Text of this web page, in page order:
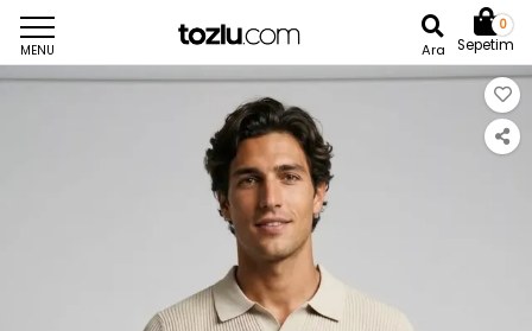
MENU Ara
0
Sepetim